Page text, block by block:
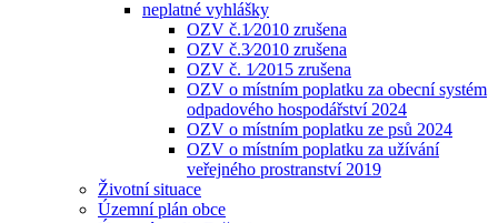
neplatné vyhlášky
OZV č.1⁄2010 zrušena
OZV č.3⁄2010 zrušena
OZV č. 1⁄2015 zrušena
OZV o místním poplatku za obecní systém
odpadového hospodářství 2024
OZV o místním poplatku ze psů 2024
OZV o místním poplatku za užívání
veřejného prostranství 2019
Životní situace
Územní plán obce